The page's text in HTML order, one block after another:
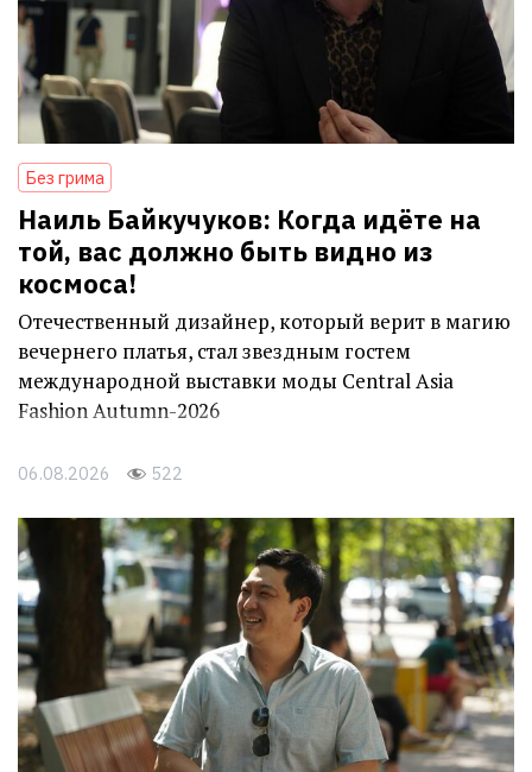
Без грима
Наиль Байкучуков: Когда идёте на
той, вас должно быть видно из
космоса!
Отечественный дизайнер, который верит в магию
вечернего платья, стал звездным гостем
международной выставки моды Central Asia
Fashion Autumn-2026
06.08.2026 522